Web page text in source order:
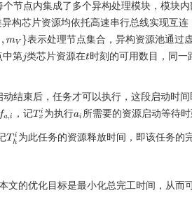
节点内集成了多个异构处理模块，模块
构芯片资源均依托高速串行总线实现互连
表示处理节点集合，异构资源池通过
中第j类芯片资源在t时刻的可用数目，同一
结束后，任务才可以执行，这段启动时
fa, i ，记Tx i为执行ai 所需要的资源启动等待
Th i为此任务的资源释放时间，即该任务的
文的优化目标是最小化总完工时间，从而